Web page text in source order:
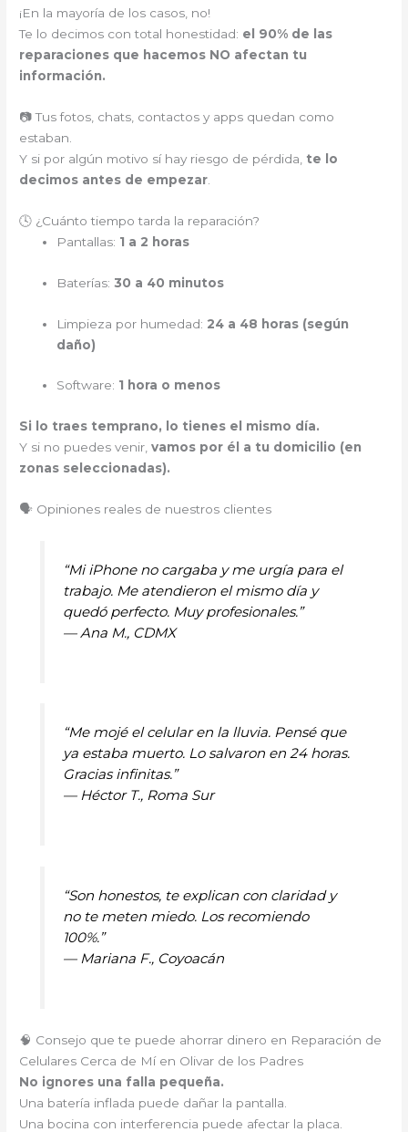
¡En la mayoría de los casos, no!
Te lo decimos con total honestidad: el 90% de las
reparaciones que hacemos NO afectan tu
información.
📷 Tus fotos, chats, contactos y apps quedan como
estaban.
Y si por algún motivo sí hay riesgo de pérdida, te lo
decimos antes de empezar
🕓 ¿Cuánto tiempo tarda la reparación?
Pantallas: 1 a 2 horas
Baterías:30 a 40 minutos
Limpieza por humedad: 24 a 48 horas (según
daño)
Software: 1 hora o menos
Si lo traes temprano, lo tienes el mismo día.
Y si no puedes venir,vamos por él a tu domicilio (en
zonas seleccionadas).
🗣️ Opiniones reales de nuestros clientes
“Mi iPhone no cargaba y me urgía para el
trabajo. Me atendieron el mismo día y
quedó perfecto. Muy profesionales.”
— Ana M., CDMX
“Me mojé el celular en la lluvia. Pensé que
ya estaba muerto. Lo salvaron en 24 horas.
Gracias infinitas.”
— Héctor T., Roma Sur
“Son honestos, te explican con claridad y
no te meten miedo. Los recomiendo
100%.”
— Mariana F., Coyoacán
🧠 Consejo que te puede ahorrar dinero en Reparación de
Celulares Cerca de Mí en Olivar de los Padres
No ignores una falla pequeña.
Una batería inflada puede dañar la pantalla.
Una bocina con interferencia puede afectar la placa.